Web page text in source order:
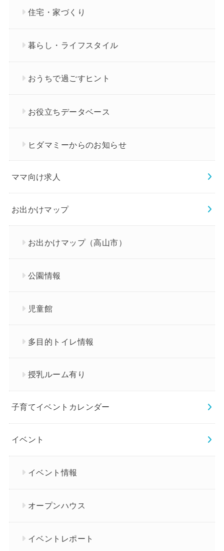
住宅・家づくり
暮らし・ライフスタイル
おうちで過ごすヒント
お役立ちデータベース
ヒダマミーからのお知らせ
ママ向け求人
お出かけマップ
お出かけマップ（高山市）
公園情報
児童館
多目的トイレ情報
授乳ルーム有り
子育てイベントカレンダー
イベント
イベント情報
オープンハウス
イベントレポート